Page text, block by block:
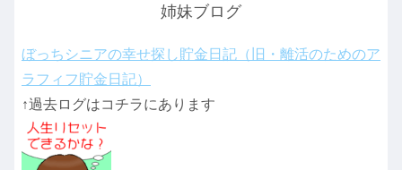
姉妹ブログ
ぼっちシニアの幸せ探し貯金日記（旧・離活のためのア
ラフィフ貯金日記）
↑過去ログはコチラにあります